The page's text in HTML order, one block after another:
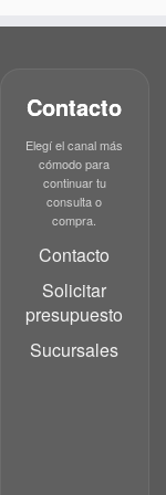
Contacto
Elegí el canal más
cómodo para
continuar tu
consulta o
compra.
Contacto
Solicitar
presupuesto
Sucursales